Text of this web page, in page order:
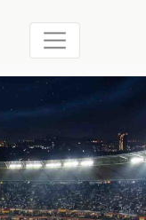
Доставка
Услуги
работает